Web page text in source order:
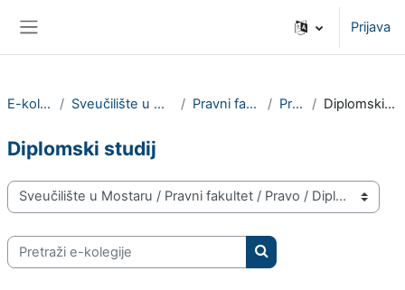
Prijava
E-kolegiji Sveučilište u Mostaru Pravni fakultet Pravo Diplomski studij
Diplomski studij
Popis e-kolegija
Pretraži e-kolegije
Pretraži e-kolegije